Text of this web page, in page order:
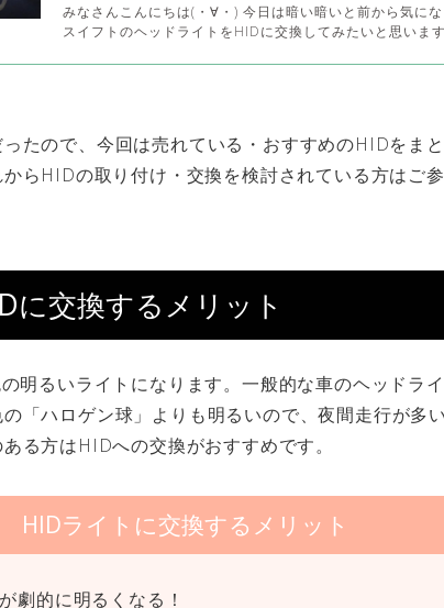
みなさんこんにちは(・∀・) 今日は暗い暗いと前から気に
スイフトのヘッドライトをHIDに交換してみたいと思いま
たので、今回は売れている・おすすめのHIDをま
らHIDの取り付け・交換を検討されている方はご参
に交換するメリット
明るいライトになります。一般的な車のヘッドラ
「ハロゲン球」よりも明るいので、夜間走行が多
る方はHIDへの交換がおすすめです。
HIDライトに交換するメリット
劇的に明るくなる！